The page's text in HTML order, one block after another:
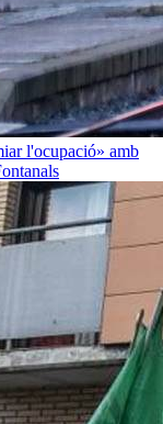
l'ocupació» amb